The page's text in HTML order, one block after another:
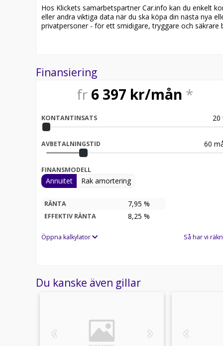
Besök
för att:
• Se närbilder och film på bilen
Därför ska du välja Riddermark Bil Sundsvall:
* Störst i Sverige på begagnade bilar
* Erbjuder hemleverans i hela Sverige
* 14 dagars helförsäkring via Folksam
* Våra bilar är testade på över 100 punkter
* Kvalitetssäkrade bilar
Välkommen till Riddermark Bil AB - Sveriges
leveransklara och vi erbjuder hemleverans i hela
Eftersom vi har väldigt korta lagertider på våra
129 59 68 för att kontrollera att fordonet finns
och erbjuder 14 dagar försäkring kostnadsfritt i
Kontakta anläggningen för mer information.
Core,Dragkrok - Infällbar,Adaptiv farthållare,360°
bak,Apple CarPlay,Android
bagagelucka,Parkeringssensorer
klimatanläggning,Bluetooth,Keyless
bak,Dragkrok,Svensksåld
Hos Klickets samarbetspartner Car.info kan du enkelt
eller andra viktiga data när du ska köpa din nästa nya
privatpersoner - för ett smidigare, tryggare och säkrare
Finansiering
fr 6 397 kr/mån *
KONTANTINSATS 20
AVBETALNINGSTID 60
FINANSMODELL
Annuitet Rak amortering
RÄNTA 7,95 %
EFFEKTIV RÄNTA 8,25 %
Öppna kalkylator Så har vi
Du kanske även gillar